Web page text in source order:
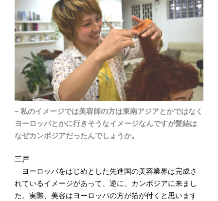
– 私のイメージでは美容師の方は東南アジアとかではなく
ヨーロッパとかに行きそうなイメージなんですが髪結は
なぜカンボジアだったんでしょうか。
三戸
ヨーロッパをはじめとした先進国の美容業界は完成さ
れているイメージがあって、逆に、カンボジアに来まし
た。実際、美容はヨーロッパの方が箔が付くと思います